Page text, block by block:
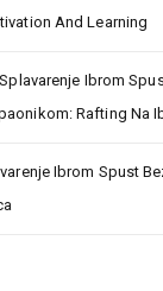
And Learning
Ibrom
Rafting Na
Ibrom Spust